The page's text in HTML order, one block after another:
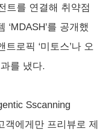
트를 연결해 취약점
를 공개했
로픽 ‘미토스’나 오
를 냈다.
Sscanning
객에게만 프리뷰로 제